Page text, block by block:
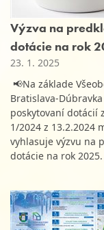
Výzva na
dotácie na rok
23. 1. 2025
📢Na základe
Bratislava-
poskytovaní dotácií
1/2024 z 13.2.2024
vyhlasuje výzvu na
dotácie na rok 2025.